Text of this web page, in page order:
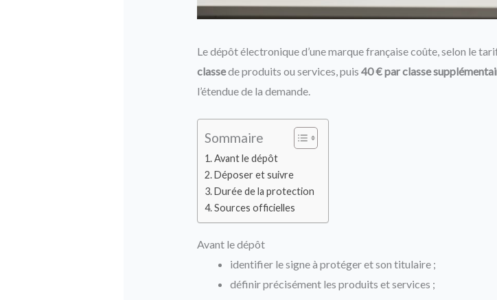
Le dépôt électronique d’une marque française coûte, selon le
classede produits ou services, puis 40 € par classe
l’étendue de la demande.
Sommaire
Avant le dépôt
Déposer et suivre
Durée de la protection
Sources officielles
Avant le dépôt
identifier le signe à protéger et son titulaire ;
définir précisément les produits et services ;